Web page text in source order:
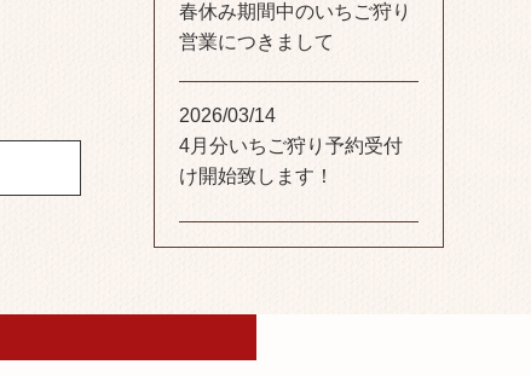
春休み期間中のいちご狩り
営業につきまして
2026/03/14
4月分いちご狩り予約受付
け開始致します！